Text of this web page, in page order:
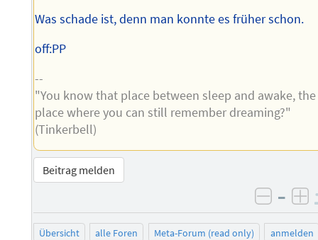
Was schade ist, denn man konnte es früher schon.
off:PP
--
"You know that place between sleep and awake, the
place where you can still remember dreaming?"
(Tinkerbell)
Beitrag melden
–
Übersicht alle Foren Meta-Forum (read only)
anmelden